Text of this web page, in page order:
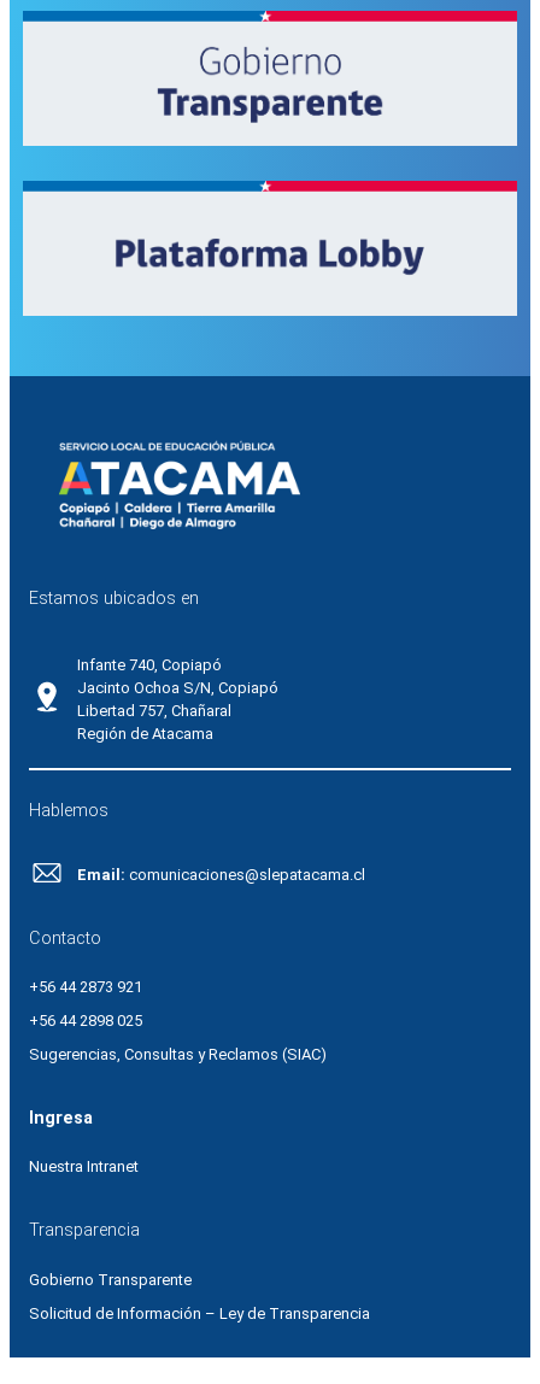
Estamos ubicados en
Infante 740, Copiapó
Jacinto Ochoa S/N, Copiapó
Libertad 757, Chañaral
Región de Atacama
Hablemos
Email: comunicaciones@slepatacama.cl
Contacto
+56 44 2873 921
+56 44 2898 025
Sugerencias, Consultas y Reclamos (SIAC)
Ingresa
Nuestra Intranet
Transparencia
Gobierno Transparente
Solicitud de Información – Ley de Transparencia